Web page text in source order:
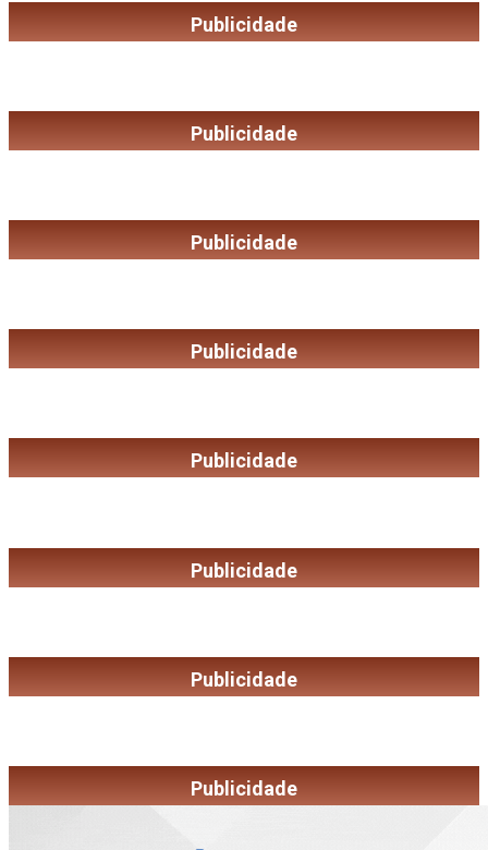
Publicidade
Publicidade
Publicidade
Publicidade
Publicidade
Publicidade
Publicidade
Publicidade